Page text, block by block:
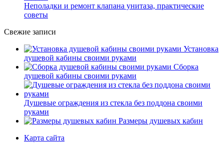
Неполадки и ремонт клапана унитаза, практические
советы
Свежие записи
Установка
душевой кабины своими руками
Сборка
душевой кабины своими руками
Душевые ограждения из стекла без поддона своими
руками
Размеры душевых кабин
Карта сайта